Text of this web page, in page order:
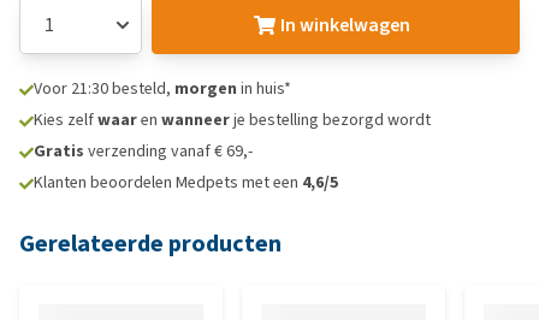
In winkelwagen
Voor 21:30 besteld, morgen in huis*
Kies zelfwaaren wanneerje bestelling bezorgd wordt
Gratis verzending vanaf € 69,-
Klanten beoordelen Medpets met een 4,6/5
Gerelateerde producten